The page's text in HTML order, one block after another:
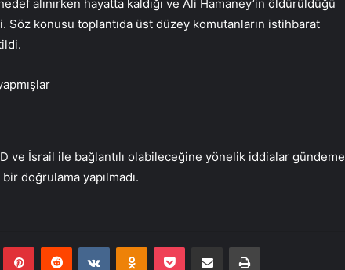
alınırken hayatta kaldığı ve Ali Hamaney’in öldürüldüğü
Söz konusu toplantıda üst düzey komutanların istihbarat
ve İsrail ile bağlantılı olabileceğine yönelik iddialar gündeme
doğrulama yapılmadı.
PinterestReddit VKontakteOdnoklassniki
Pocket E-Posta ile paylaş Yazdır